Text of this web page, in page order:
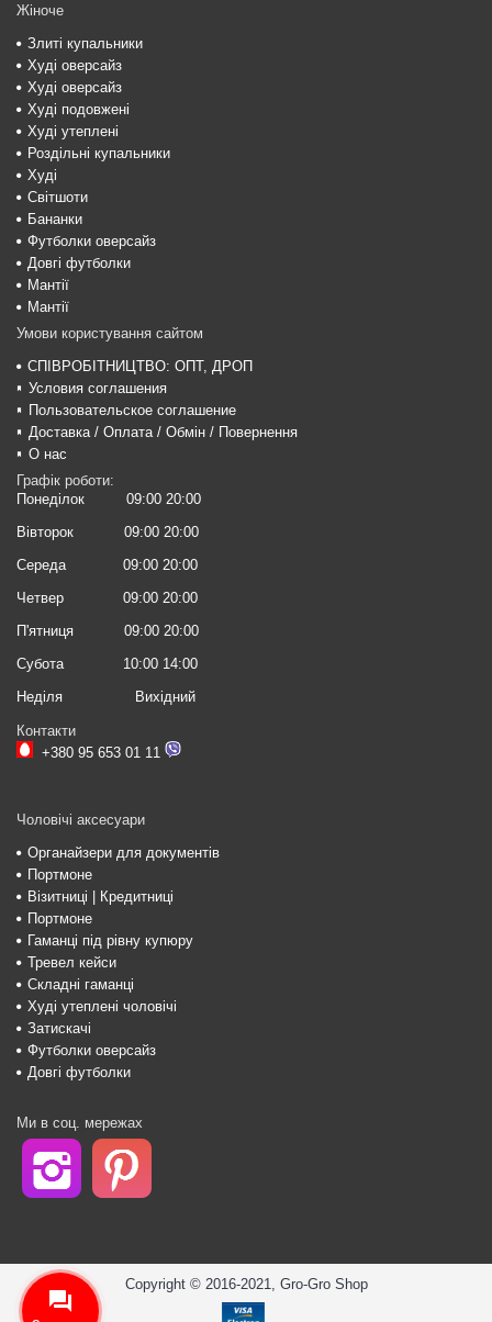
Жіноче
Злиті купальники
Худі оверсайз
Худі оверсайз
Худі подовжені
Худі утеплені
Роздільні купальники
Худі
Світшоти
Бананки
Футболки оверсайз
Довгі футболки
Мантії
Мантії
Умови користування сайтом
СПІВРОБІТНИЦТВО: ОПТ, ДРОП
Условия соглашения
Пользовательское соглашение
Доставка / Оплата / Обмін / Повернення
О нас
Графік роботи:
Понеділок
09:00 20:00
Вівторок
09:00 20:00
Середа
09:00 20:00
Четвер
09:00 20:00
П'ятниця
09:00 20:00
Субота
10:00 14:00
Неділя
Вихідний
Контакти
+380 95 653 01 11
Чоловічі аксесуари
Органайзери для документів
Портмоне
Візитниці | Кредитниці
Портмоне
Гаманці під рівну купюру
Тревел кейси
Складні гаманці
Худі утеплені чоловічі
Затискачі
Футболки оверсайз
Довгі футболки
Ми в соц. мережах
Copyright © 2016-2021, Gro-Gro Shop